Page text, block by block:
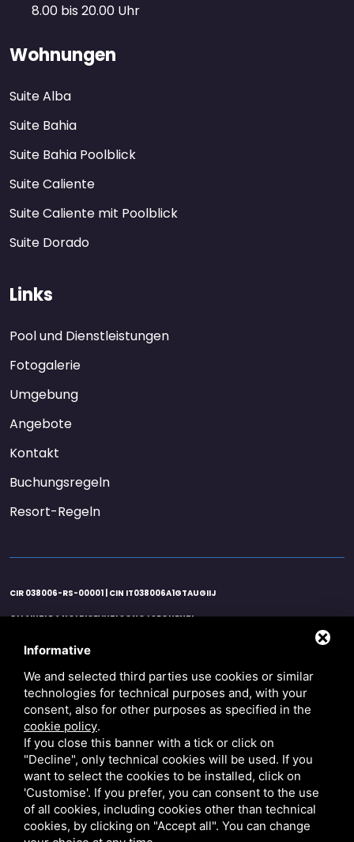
8.00 bis 20.00 Uhr
Wohnungen
Suite Alba
Suite Bahia
Suite Bahia Poolblick
Suite Caliente
Suite Caliente mit Poolblick
Suite Dorado
Links
Pool und Dienstleistungen
Fotogalerie
Umgebung
Angebote
Kontakt
Buchungsregeln
Resort-Regeln
CIR 038006-RS-00001 | CIN IT038006A1GTAUGIIJ
GLI AIUTI DA NOI RICEVUTI SONO I SEGUENTI:
AGENZIA ENTRATE 21/06/2020 EURO 25122,00 ART. 25 D.L. 34/2020 / AGENZIA
ENTRATE 26/11/2020 EURO 37.683,00 ART. 1 D.L. 137/2020 / AGENZIA ENTRATE
16/10/2020 EURO 596,00 CREDITO IMPOSTA SANIFICAZIONE ART.125 D.L. 34/2020 /
AGENZIA ENTRATE 16/11/2020 EURO 427,50 CREDITO IMPOSTA SANIFICAZIONE ART.125
D.L. 34/2020 / AGENZIA ENTRATE 16/12/2020 EURO 168,50 CREDITO IMPOSTA
SANIFICAZIONE ART.125 D.L. 34/2020 / COMUNE COMACCHIO 16/06/2020 EURO
26.575,00 ESENZIONE IMU 1a RATA PER IL SETTORE TURISTICO ART.177 D.L. 34/2020 /
COMUNE COMACCHIO 16/12/2020 EURO 26.574,00 ESENZIONE IMU 2a RATA PER IL
SETTORE TURISTICO ART.9 D.L. 137/2020
PRIVACY/SITEMAP / P.IVA 01527840381
DIESE WEBSITE IST DURCH GOOGLE RECAPTCHA V3, DIE DATENSCHUTZBESTIMMUNGEN
VON GOOGLE UND DIENUTZUNGSBEDINGUNGEN GESCHÜTZT.
Informative
We and selected third parties use cookies or similar
technologies for technical purposes and, with your
consent, also for other purposes as specified in the
cookie policy.
If you close this banner with a tick or click on
"Decline", only technical cookies will be used. If you
want to select the cookies to be installed, click on
'Customise'. If you prefer, you can consent to the use
of all cookies, including cookies other than technical
cookies, by clicking on "Accept all". You can change